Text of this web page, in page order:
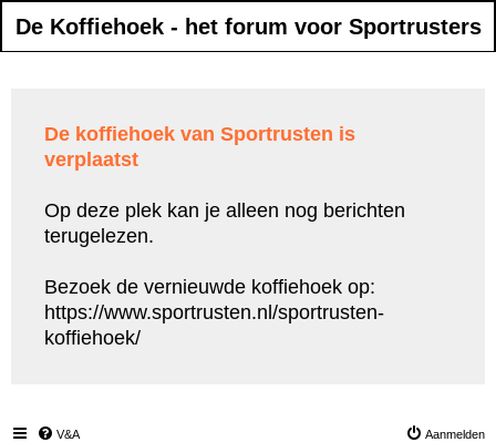
De Koffiehoek - het forum voor Sportrusters
De koffiehoek van Sportrusten is
verplaatst
Op deze plek kan je alleen nog berichten
terugelezen.
Bezoek de vernieuwde koffiehoek op:
https://www.sportrusten.nl/sportrusten-
koffiehoek/
V&A Aanmelden